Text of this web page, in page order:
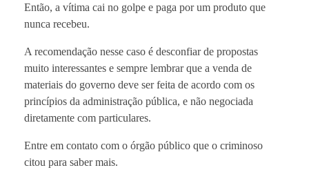
Então, a vítima cai no golpe e paga por um produto que
nunca recebeu.
A recomendação nesse caso é desconfiar de propostas
muito interessantes e sempre lembrar que a venda de
materiais do governo deve ser feita de acordo com os
princípios da administração pública, e não negociada
diretamente com particulares.
Entre em contato com o órgão público que o criminoso
citou para saber mais.